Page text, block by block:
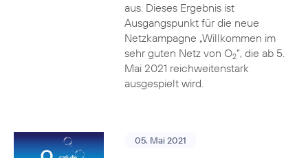
aus. Dieses Ergebnis ist
Ausgangspunkt für die neue
Netzkampagne „Willkommen im
sehr guten Netz von O2“, die ab 5.
Mai 2021 reichweitenstark
ausgespielt wird.
05. Mai 2021